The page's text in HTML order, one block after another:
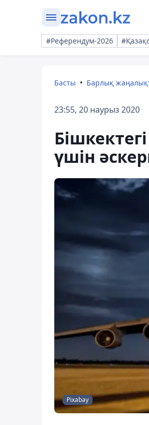
#Референдум-2026
Басты Барлық
23:55, 20 наурыз 2020
үшін
Pixabay